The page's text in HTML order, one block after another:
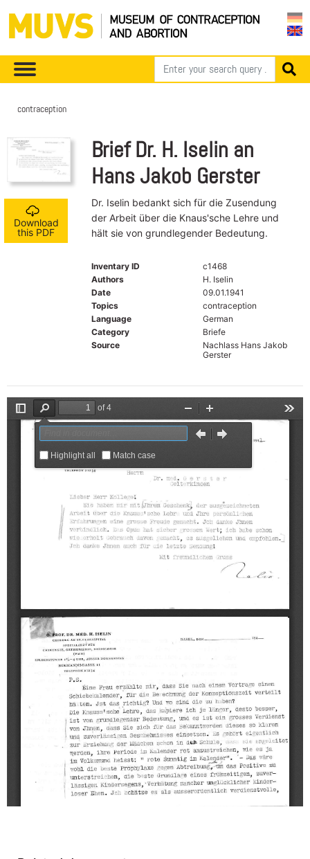
contraception
Download
this PDF
Brief Dr. H. Iselin an
Hans Jakob Gerster
Dr. Iselin bedankt sich für die Zusendung
der Arbeit über die Knaus'sche Lehre und
hält sie von grundlegender Bedeutung.
Inventary ID
c1468
Authors
H. Iselin
Date
09.01.1941
Topics
contraception
Language
German
Category
Briefe
Source
Nachlass Hans Jakob
Gerster